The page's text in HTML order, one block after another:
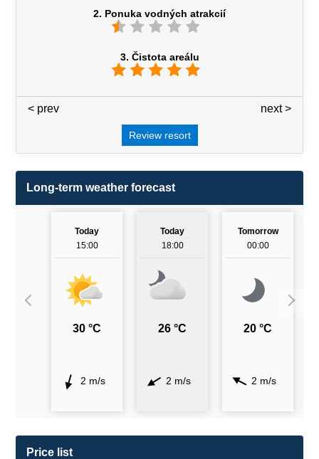
2. Ponuka vodných atrakcií
3. Čistota areálu
next >
< prev
Review resort
Long-term weather forecast
Today
15:00
30 °C
2 m/s
Today
18:00
26 °C
2 m/s
Tomorrow
00:00
20 °C
2 m/s
Price list